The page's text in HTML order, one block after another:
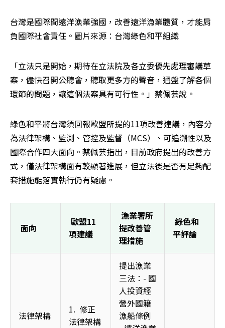
台灣是國際間遠洋漁業強國，改善遠洋漁業體質，才能肩
負國際社會責任。圖片來源：台灣綠色和平組織
「立法只是開始，期待在立法院及各立委優先處理審議草
案，儘快召開公聽會，聽取更多方的聲音，通盤了解各個
環節的問題，讓這個法案具有可行性。」蔡佩芸說。
綠色和平將台灣須回報歐盟所提的11項改善建議，內容分
為法律架構、監測、管控及監督（MCS）、可追溯性以及
國際合作四大面向。蔡佩芸指出，目前政府提出的改善方
式，僅法律架構面有較顯著進展，但立法後是否有足夠配
套措施能落實執行仍有疑慮。
面向
歐盟11
項建議
漁業署所
提改善管
理措施
綠色和
平評論
1.  修正
提出漁業
三法：- 國
人投資經
營外國籍
漁船條例